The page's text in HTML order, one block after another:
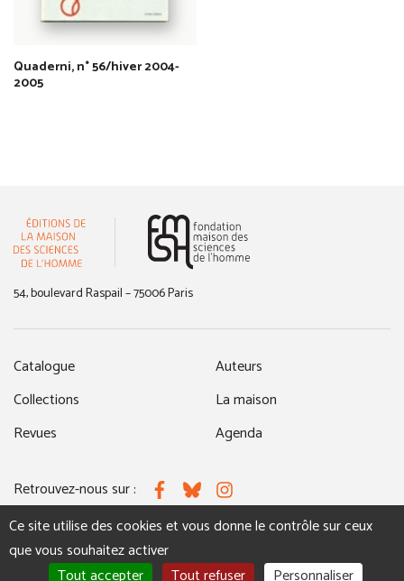
Quaderni, n° 56/hiver 2004-
2005
54, boulevard Raspail – 75006 Paris
Catalogue
Collections
Revues
Auteurs
La maison
Agenda
Retrouvez-nous sur : FacebookBlueskyInstagram
MENTIONS LÉGALES NOUS CONTACTER
Ce site utilise des cookies et vous donne le contrôle sur ceux
que vous souhaitez activer
Tout accepter
Tout refuser Personnaliser